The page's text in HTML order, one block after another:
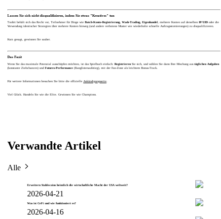
Lassen Sie sich nicht disqualifizieren, indem Sie etwas "Kreatives" tun
Toobit behält sich das Recht vor, Teilnehmer für Dinge wie Batch-Konto-Registrierung, Wash-Trading, Eigenhandel , mehrere Konten auf derselben IP/UIDoder die
Verwendung identischer Strategien über mehrere Konten hinweg (und andere verbotene Muster wie wiederholte schnelle Auftragsstornierungen) zu disqualifizieren.
Kurz gesagt, gewinnen Sie sauber.
Das Fazit
Wenn Sie das maximale Potenzial ausschöpfen möchten, ist das Spielbuch einfach: RegistrierenSie sich, und wählen Sie dann Ihre Mischung aus täglichen Aufgaben
(konstante Ziehchancen) und Futures-Performance(Ranglistenaufstieg), mit der Fan-Zone als leichtem Bonus-Track.
Für weitere Informationen besuchen Sie bitte die offizielle Ankündigungsseite.
Viel Glück. Handeln Sie wie die Elite. Gewinnen Sie wie Champions.
Verwandte Artikel
Alle
Erweitern Stablecoins heimlich die wirtschaftliche Macht der USA weltweit?
2026-04-21
Was ist CeFi und wie funktioniert es?
2026-04-16